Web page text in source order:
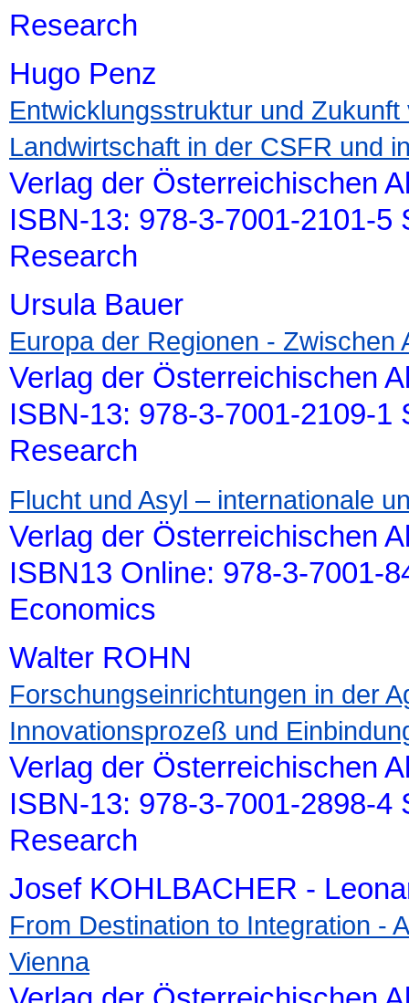
Research
Hugo Penz
Entwicklungsstruktur und
Landwirtschaft in der CSFR und
Verlag der Österreichischen
ISBN-13: 978-3-7001-2101-5
Research
Ursula Bauer
Europa der Regionen - Zwischen
Verlag der Österreichischen
ISBN-13: 978-3-7001-2109-1
Research
Flucht und Asyl – internationale
Verlag der Österreichischen
ISBN13 Online: 978-3-7001-
Economics
Walter ROHN
Forschungseinrichtungen in der
Innovationsprozeß und
Verlag der Österreichischen
ISBN-13: 978-3-7001-2898-4
Research
Josef KOHLBACHER -
From Destination to Integration -
Vienna